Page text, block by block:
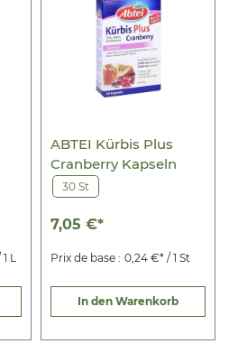
L
ABTEI Kürbis Plus
Cranberry Kapseln
30 St
7,05 €*
Prix de base : 0,24 €* / 1 St
In den Warenkorb